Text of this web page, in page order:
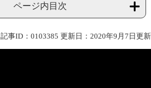
ページ内目次
記事ID：0103385 更新日：2020年9月7日更新